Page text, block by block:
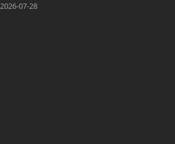
2026-07-28